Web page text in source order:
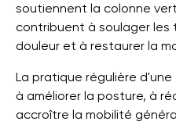
soutiennent la colonne
contribuent à soulager les
douleur et à restaurer la
La pratique régulière
à améliorer la posture, à
accroître la mobilité